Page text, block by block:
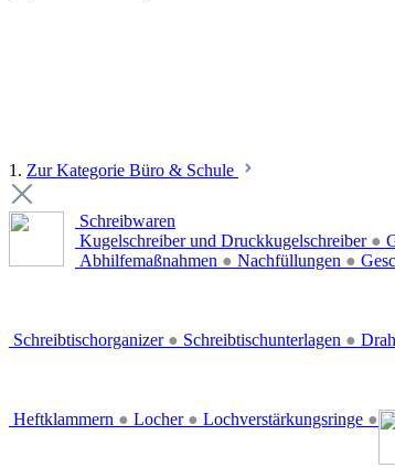
1. Zur Kategorie Büro & Schule
Schreibwaren
Kugelschreiber und Druckkugelschreiber ●
Abhilfemaßnahmen ● Nachfüllungen ●
Schreibtischorganizer ● Schreibtischunterlagen ●
Heftklammern ● Locher ● Lochverstärkungsringe ●